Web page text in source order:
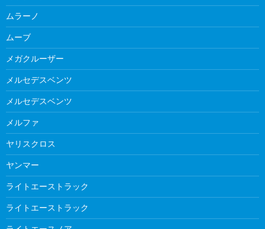
ムラーノ
ムーブ
メガクルーザー
メルセデスベンツ
メルセデスベンツ
メルファ
ヤリスクロス
ヤンマー
ライトエーストラック
ライトエーストラック